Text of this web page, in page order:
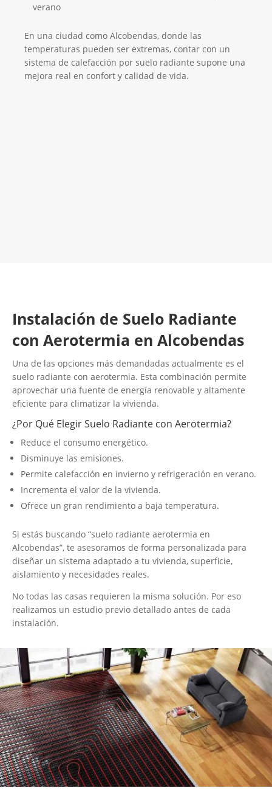
verano
En una ciudad como Alcobendas, donde las
temperaturas pueden ser extremas, contar con un
sistema de calefacción por suelo radiante supone una
mejora real en confort y calidad de vida.
Instalación de Suelo Radiante
con Aerotermia en Alcobendas
Una de las opciones más demandadas actualmente es el
suelo radiante con aerotermia. Esta combinación permite
aprovechar una fuente de energía renovable y altamente
eficiente para climatizar la vivienda.
¿Por Qué Elegir Suelo Radiante con Aerotermia?
Reduce el consumo energético.
Disminuye las emisiones.
Permite calefacción en invierno y refrigeración en verano.
Incrementa el valor de la vivienda.
Ofrece un gran rendimiento a baja temperatura.
Si estás buscando “suelo radiante aerotermia en
Alcobendas”, te asesoramos de forma personalizada para
diseñar un sistema adaptado a tu vivienda, superficie,
aislamiento y necesidades reales.
No todas las casas requieren la misma solución. Por eso
realizamos un estudio previo detallado antes de cada
instalación.